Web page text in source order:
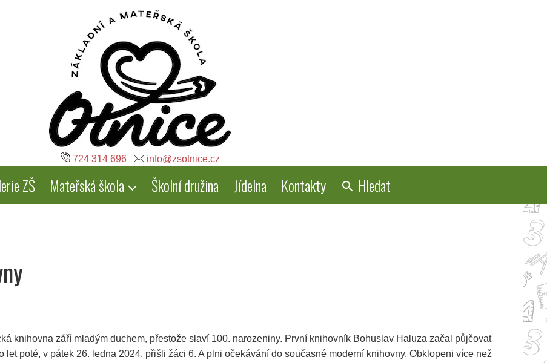
724 314 696 info@zsotnice.cz
ZŠ Mateřská škola Školní družina Jídelna Kontakty Hledat
knihovna září mladým duchem, přestože slaví 100. narozeniny. První knihovník Bohuslav Haluza začal půjčovat
let poté, v pátek 26. ledna 2024, přišli žáci 6. A plni očekávání do současné moderní knihovny. Obklopeni více než